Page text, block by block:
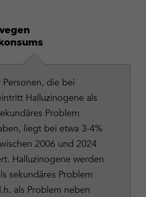
die bei
Halluzinogene als
Problem
liegt bei etwa 3-4%
2006 und 2024
Halluzinogene werden
sekundäres Problem
als Problem neben